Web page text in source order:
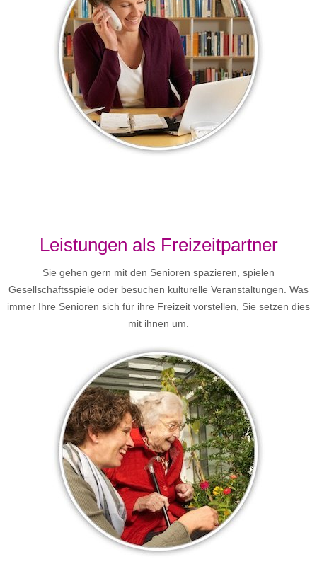
Leistungen als Freizeitpartner
Sie gehen gern mit den Senioren spazieren, spielen
Gesellschaftsspiele oder besuchen kulturelle Veranstaltungen. Was
immer Ihre Senioren sich für ihre Freizeit vorstellen, Sie setzen dies
mit ihnen um.